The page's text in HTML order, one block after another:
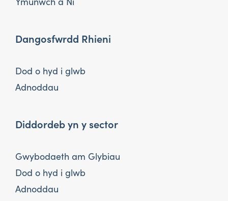
Dangosfwrdd Rhieni
Dod o hyd i glwb
Adnoddau
Diddordeb yn y sector
Gwybodaeth am Glybiau
Dod o hyd i glwb
Adnoddau